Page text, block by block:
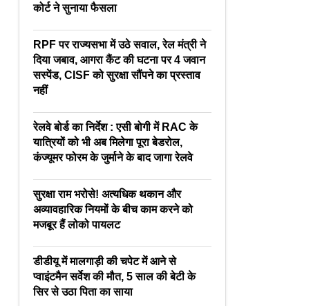
कोर्ट ने सुनाया फैसला
RPF पर राज्यसभा में उठे सवाल, रेल मंत्री ने
दिया जबाव, आगरा कैंट की घटना पर 4 जवान
सस्पेंड, CISF को सुरक्षा सौंपने का प्रस्ताव
नहीं
रेलवे बोर्ड का निर्देश : एसी बोगी में RAC के
यात्रियों को भी अब मिलेगा पूरा बेडरोल,
कंज्यूमर फोरम के जुर्माने के बाद जागा रेलवे
सुरक्षा राम भरोसे! अत्यधिक थकान और
अव्यावहारिक नियमों के बीच काम करने को
मजबूर हैं लोको पायलट
डीडीयू में मालगाड़ी की चपेट में आने से
प्वाइंटमैन सर्वेश की मौत, 5 साल की बेटी के
सिर से उठा पिता का साया